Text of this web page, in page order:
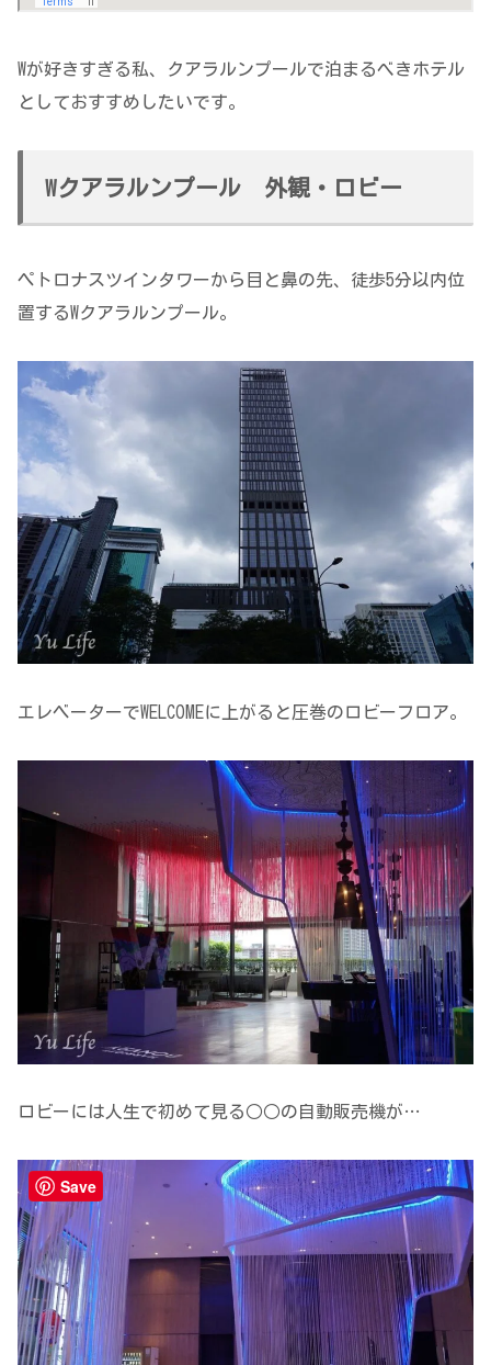
Wが好きすぎる私、クアラルンプールで泊まるべきホテル
としておすすめしたいです。
Wクアラルンプール 外観・ロビー
ペトロナスツインタワーから目と鼻の先、徒歩5分以内位
置するWクアラルンプール。
エレベーターでWELCOMEに上がると圧巻のロビーフロア。
ロビーには人生で初めて見る○○の自動販売機が…
Save